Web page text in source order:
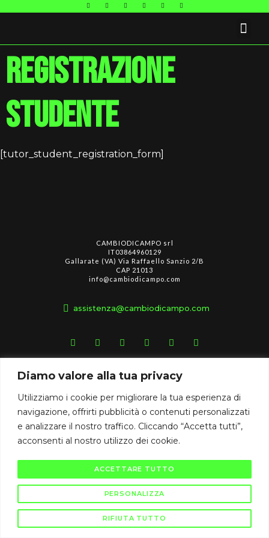
Diamo valore alla tua privacy
Utilizziamo i cookie per migliorare la tua esperienza di
navigazione, offrirti pubblicità o contenuti personalizzati
e analizzare il nostro traffico. Cliccando “Accetta tutti”,
acconsenti al nostro utilizzo dei cookie.
PERSONALIZZA
RIFIUTA TUTTO
ACCETTARE TUTTO
Registrazione
studente
[tutor_student_registration_form]
CAMBIODICAMPO srl
IT03864960129
Gallarate (VA) Via Raffaello Sanzio 2/B
CAP 21013
info@cambiodicampo.com
assistenza@cambiodicampo.com
Privacy policy Termini e condizioni Cookie policy